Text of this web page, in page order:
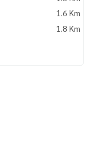
1.6 Km
1.8 Km